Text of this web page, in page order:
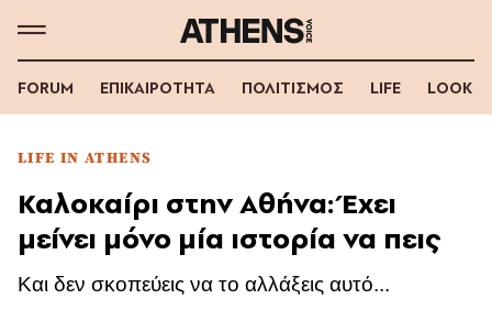
FORUM ΕΠΙΚΑΙΡΟΤΗΤΑ ΠΟΛΙΤΙΣΜΟΣ LIFE LOOK
LIFE IN ATHENS
Καλοκαίρι στην Αθήνα: Έχει
μείνει μόνο μία ιστορία να πεις
Και δεν σκοπεύεις να το αλλάξεις αυτό...